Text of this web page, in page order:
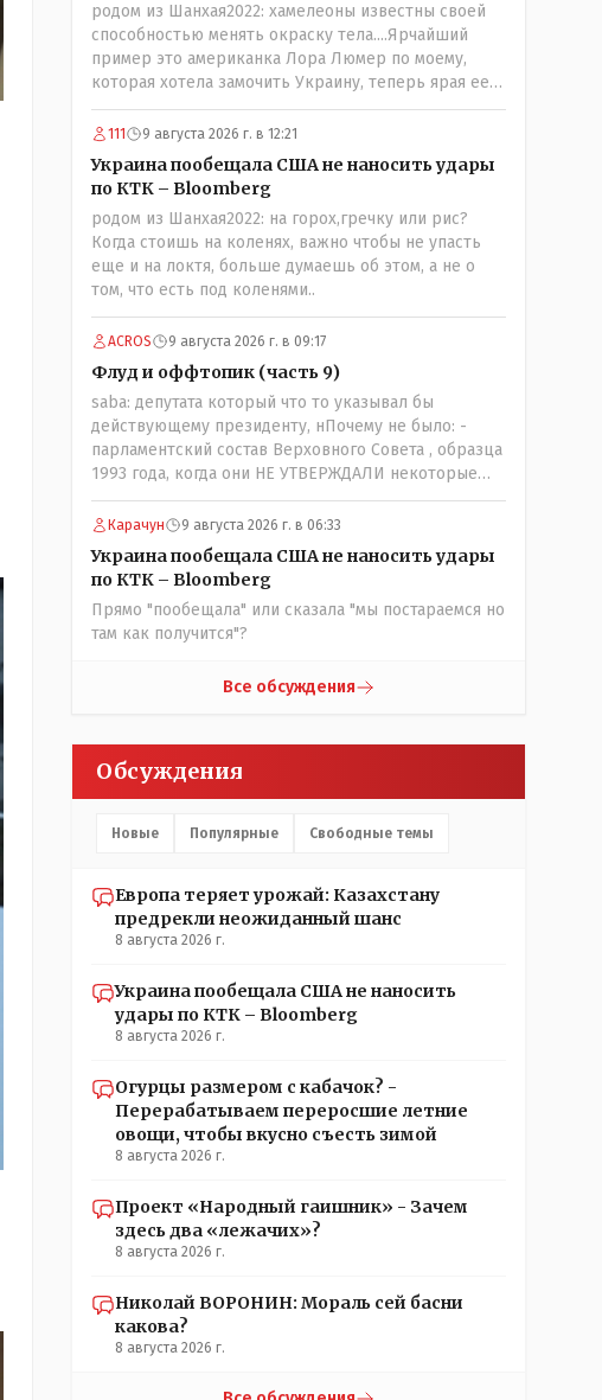
родом из Шанхая2022: хамелеоны известны своей
способностью менять окраску тела....Ярчайший
пример это американка Лора Люмер по моему,
которая хотела замочить Украину, теперь ярая ее
сторонница, близкая к Трампу. Ну и западные
страны тем более, которые предоставляли
Зеленскому убежище, чтоб он бежал и которые
развернулись потом на 180 или 360 градусов,
посмотрев на того, как он не сдался, но ты же там
сам живешь и многое знаешь о тех, на кого
работаешь.. Это просто прагматизм и ничего
личного. Победим мы, они встанут под нас и
наоборот и все это понимают..
111 9 августа 2026 г. в 12:21
Украина пообещала США не наносить удары
по КТК – Bloomberg
родом из Шанхая2022: на горох,гречку или рис?
Когда стоишь на коленях, важно чтобы не упасть
еще и на локтя, больше думаешь об этом, а не о
том, что есть под коленями..
ACROS 9 августа 2026 г. в 09:17
Флуд и оффтопик (часть 9)
saba: депутата который что то указывал бы
действующему президенту, нПочему не было: -
парламентский состав Верховного Совета , образца
1993 года, когда они НЕ УТВЕРЖДАЛИ некоторые
Указы Назарбаева, особенно в части выборов и
перевыборов и некоторых вопросах внутренней
политики, и тогда Назарбай волевым Указом
РАСПУСТИЛ этот бунтарский состав. Имя -
Серикболсын Абдильдин вам знакомо - юывший
секретарь ЦК КП Казахстана , впоследствии -
депутат Верховного Совета и Мажлиса и
после и причём НЕОДНОКРАТНО, указывал и
Президента.
Карачун 9 августа 2026 г. в 06:33
Украина пообещала США не наносить удары
по КТК – Bloomberg
Прямо "пообещала" или сказала "мы постараемся но
там как получится"?
Все обсуждения
Обсуждения
Новые Популярные Свободные темы
Европа теряет урожай: Казахстану
предрекли неожиданный шанс
8 августа 2026 г.
Украина пообещала США не наносить
удары по КТК – Bloomberg
8 августа 2026 г.
Огурцы размером с кабачок? -
Перерабатываем переросшие летние
овощи, чтобы вкусно съесть зимой
8 августа 2026 г.
Проект «Народный гаишник» - Зачем
здесь два «лежачих»?
8 августа 2026 г.
Николай ВОРОНИН: Мораль сей басни
какова?
8 августа 2026 г.